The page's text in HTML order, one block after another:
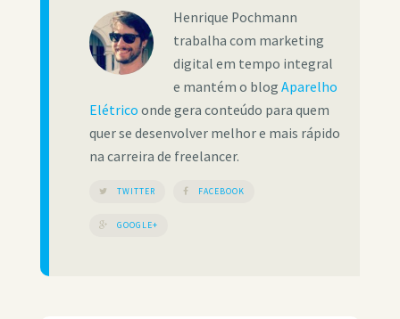
Henrique Pochmann
trabalha com marketing
digital em tempo integral
e mantém o blog Aparelho
Elétrico onde gera conteúdo para quem
quer se desenvolver melhor e mais rápido
na carreira de freelancer.
TWITTER FACEBOOK
GOOGLE+